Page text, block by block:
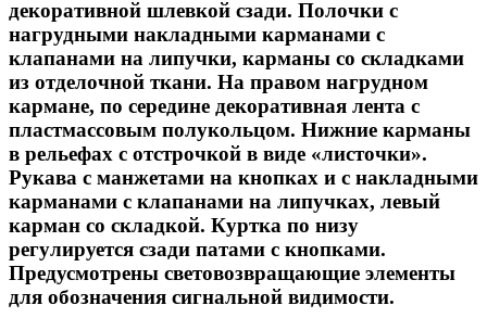
декоративной шлевкой сзади. Полочки с
нагрудными накладными карманами с
клапанами на липучки, карманы со складками
из отделочной ткани. На правом нагрудном
кармане, по середине декоративная лента с
пластмассовым полукольцом. Нижние карманы
в рельефах с отстрочкой в виде «листочки».
Рукава с манжетами на кнопках и с накладными
карманами с клапанами на липучках, левый
карман со складкой. Куртка по низу
регулируется сзади патами с кнопками.
Предусмотрены световозвращающие элементы
для обозначения сигнальной видимости.